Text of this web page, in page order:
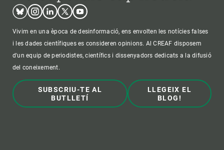
BlueskyInstagram
LinkedinTwitterYoutube
Vivim en una època de desinformació, ens envolten les notícies falses
i les dades científiques es consideren opinions. Al CREAF disposem
d'un equip de periodistes, científics i dissenyadors dedicats a la difusió
del coneixement.
SUBSCRIU-TE AL
BUTLLETÍ
LLEGEIX EL
BLOG!